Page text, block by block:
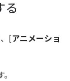
る
[アニメーショ